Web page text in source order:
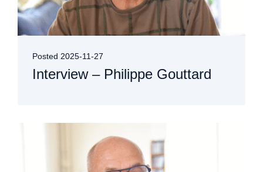
Posted 2025-11-27
Interview – Philippe Gouttard